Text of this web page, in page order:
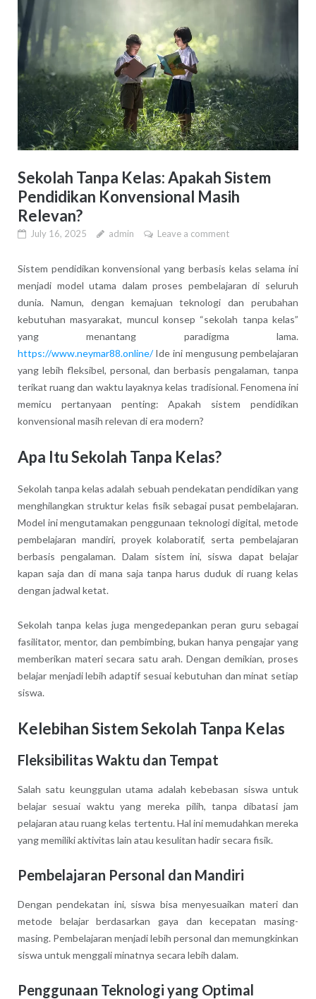
Sekolah Tanpa Kelas: Apakah Sistem
Pendidikan Konvensional Masih
Relevan?
July 16, 2025 admin Leave a comment
Sistem pendidikan konvensional yang berbasis kelas selama ini
menjadi model utama dalam proses pembelajaran di seluruh
dunia. Namun, dengan kemajuan teknologi dan perubahan
kebutuhan masyarakat, muncul konsep “sekolah tanpa kelas”
yang menantang paradigma lama.
https://www.neymar88.online/Ide ini mengusung pembelajaran
yang lebih fleksibel, personal, dan berbasis pengalaman, tanpa
terikat ruang dan waktu layaknya kelas tradisional. Fenomena ini
memicu pertanyaan penting: Apakah sistem pendidikan
konvensional masih relevan di era modern?
Apa Itu Sekolah Tanpa Kelas?
Sekolah tanpa kelas adalah sebuah pendekatan pendidikan yang
menghilangkan struktur kelas fisik sebagai pusat pembelajaran.
Model ini mengutamakan penggunaan teknologi digital, metode
pembelajaran mandiri, proyek kolaboratif, serta pembelajaran
berbasis pengalaman. Dalam sistem ini, siswa dapat belajar
kapan saja dan di mana saja tanpa harus duduk di ruang kelas
dengan jadwal ketat.
Sekolah tanpa kelas juga mengedepankan peran guru sebagai
fasilitator, mentor, dan pembimbing, bukan hanya pengajar yang
memberikan materi secara satu arah. Dengan demikian, proses
belajar menjadi lebih adaptif sesuai kebutuhan dan minat setiap
siswa.
Kelebihan Sistem Sekolah Tanpa Kelas
Fleksibilitas Waktu dan Tempat
Salah satu keunggulan utama adalah kebebasan siswa untuk
belajar sesuai waktu yang mereka pilih, tanpa dibatasi jam
pelajaran atau ruang kelas tertentu. Hal ini memudahkan mereka
yang memiliki aktivitas lain atau kesulitan hadir secara fisik.
Pembelajaran Personal dan Mandiri
Dengan pendekatan ini, siswa bisa menyesuaikan materi dan
metode belajar berdasarkan gaya dan kecepatan masing-
masing. Pembelajaran menjadi lebih personal dan memungkinkan
siswa untuk menggali minatnya secara lebih dalam.
Penggunaan Teknologi yang Optimal